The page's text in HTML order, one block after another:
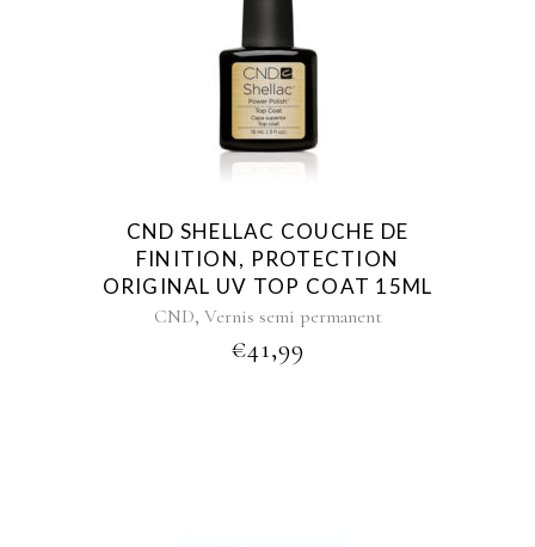
CND SHELLAC COUCHE DE
FINITION, PROTECTION
ORIGINAL UV TOP COAT 15ML
CND, Vernis semi permanent
€41,99